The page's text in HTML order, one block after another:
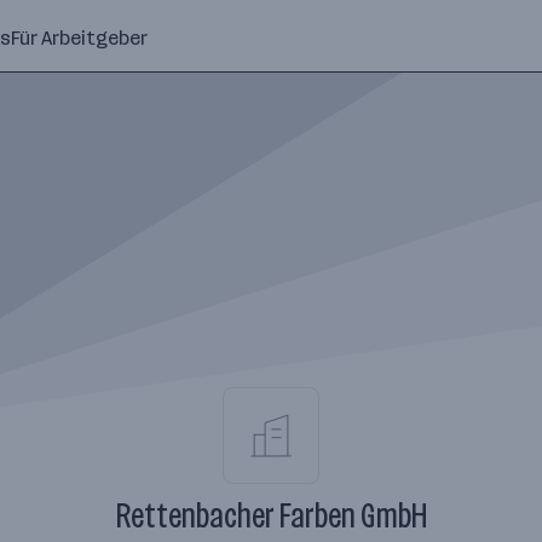
Für Arbeitgeber
Rettenbacher Farben GmbH